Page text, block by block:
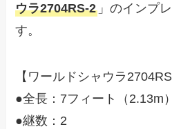
ウラ2704RS-2 」のインプ
す。
【ワールドシャウラ
●全長：7フィート（2.13m）
●継数：2